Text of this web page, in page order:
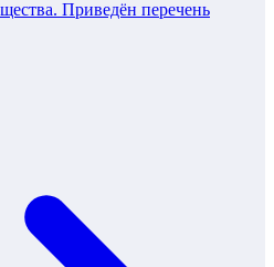
Приведён перечень